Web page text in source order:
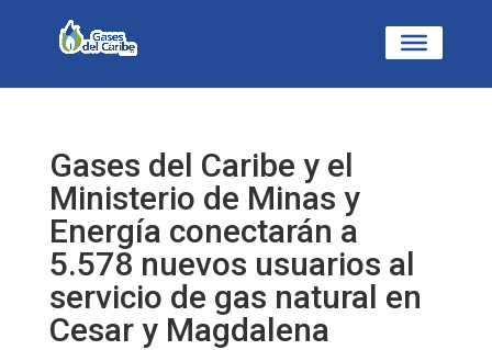
Gases del Caribe y el
Ministerio de Minas y
Energía conectarán a
5.578 nuevos usuarios al
servicio de gas natural en
Cesar y Magdalena